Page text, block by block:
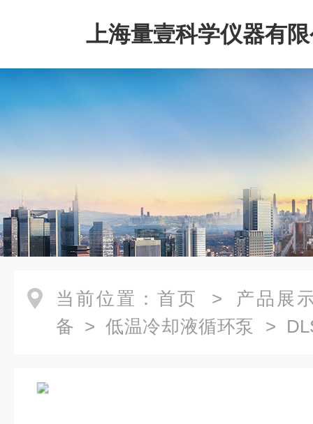
上海量壹科学仪器有
当前位置： 首页 > 产品展
备 > 低温冷却液循环泵 >